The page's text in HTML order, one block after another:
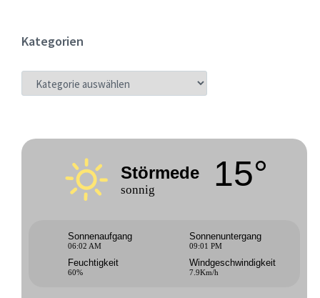
Kategorien
KATEGORIEN
Störmede
sonnig 15°
Sonnenaufgang
06:02 AM
Sonnenuntergang
09:01 PM
Feuchtigkeit
60%
Windgeschwindigkeit
7.9Km/h